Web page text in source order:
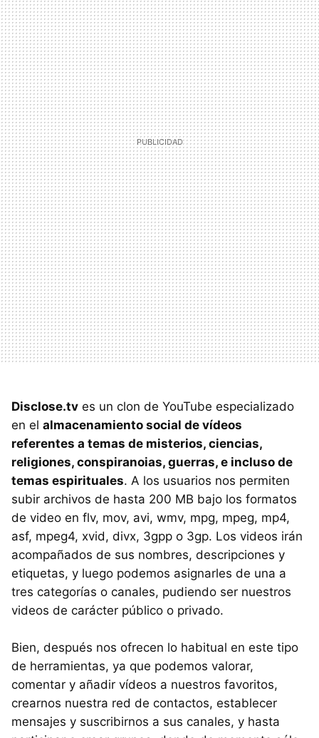
Disclose.tv es un clon de YouTube especializado
en el almacenamiento social de vídeos
referentes a temas de misterios, ciencias,
religiones, conspiranoias, guerras, e incluso de
temas espirituales. A los usuarios nos permiten
subir archivos de hasta 200 MB bajo los formatos
de video en flv, mov, avi, wmv, mpg, mpeg, mp4,
asf, mpeg4, xvid, divx, 3gpp o 3gp. Los videos irán
acompañados de sus nombres, descripciones y
etiquetas, y luego podemos asignarles de una a
tres categorías o canales, pudiendo ser nuestros
videos de carácter público o privado.
Bien, después nos ofrecen lo habitual en este tipo
de herramientas, ya que podemos valorar,
comentar y añadir vídeos a nuestros favoritos,
crearnos nuestra red de contactos, establecer
mensajes y suscribirnos a sus canales, y hasta